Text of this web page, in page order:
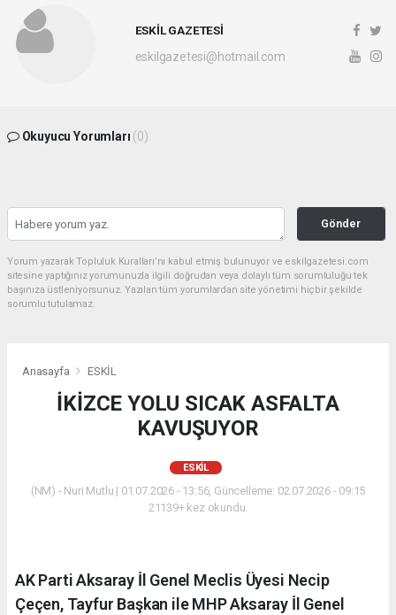
ESKİL GAZETESİ
eskilgazetesi@hotmail.com
Okuyucu Yorumları (0)
Gönder
Yorum yazarak Topluluk Kuralları’nı kabul etmiş bulunuyor ve eskilgazetesi.com
sitesine yaptığınız yorumunuzla ilgili doğrudan veya dolaylı tüm sorumluluğu tek
başınıza üstleniyorsunuz. Yazılan tüm yorumlardan site yönetimi hiçbir şekilde
sorumlu tutulamaz.
Anasayfa ESKİL
İKİZCE YOLU SICAK ASFALTA
KAVUŞUYOR
ESKİL
(NM) - Nuri Mutlu | 01.07.2026 - 13:56, Güncelleme: 02.07.2026 - 09:15
21139+ kez okundu.
AK Parti Aksaray İl Genel Meclis Üyesi Necip
Çeçen, Tayfur Başkan ile MHP Aksaray İl Genel